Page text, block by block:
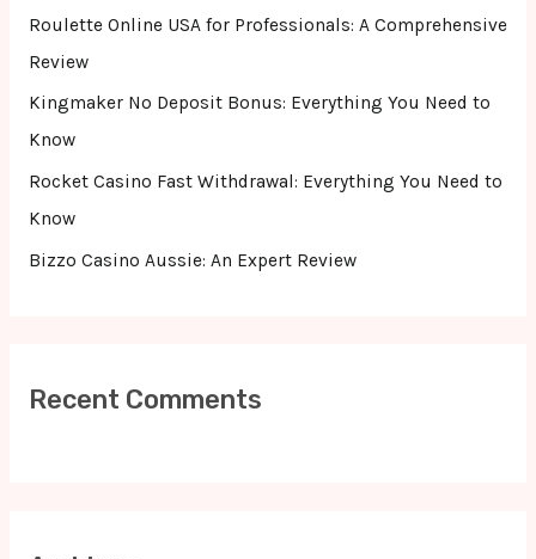
Roulette Online USA for Professionals: A Comprehensive
Review
Kingmaker No Deposit Bonus: Everything You Need to
Know
Rocket Casino Fast Withdrawal: Everything You Need to
Know
Bizzo Casino Aussie: An Expert Review
Recent Comments